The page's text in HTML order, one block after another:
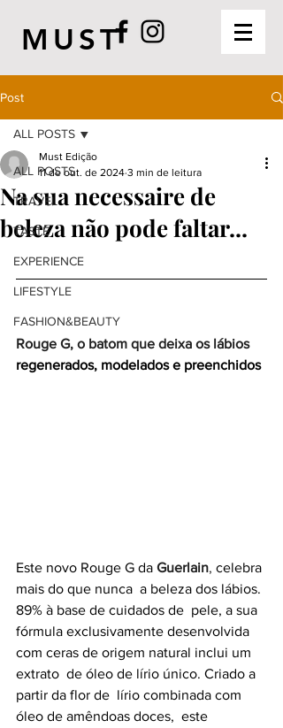
MUST
Post
ALL POSTS
TRAVEL
TASTE
EXPERIENCE
LIFESTYLE
FASHION&BEAUTY
ALL POSTS
Na sua necessaire de
beleza não pode faltar...
Must Edição
11 de out. de 2024 3 min de leitura
Rouge G, o batom que deixa os lábios
regenerados, modelados e preenchidos
Este novo Rouge G da Guerlain, celebra
mais do que nunca  a beleza dos lábios.
89% à base de cuidados de  pele, a sua
fórmula exclusivamente desenvolvida
com ceras de origem natural inclui um
extrato  de óleo de lírio único. Criado a
partir da flor de  lírio combinada com
óleo de amêndoas doces,  este